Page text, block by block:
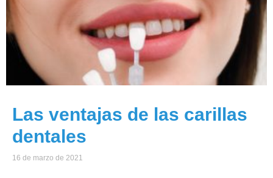
Las ventajas de las carillas
dentales
16 de marzo de 2021